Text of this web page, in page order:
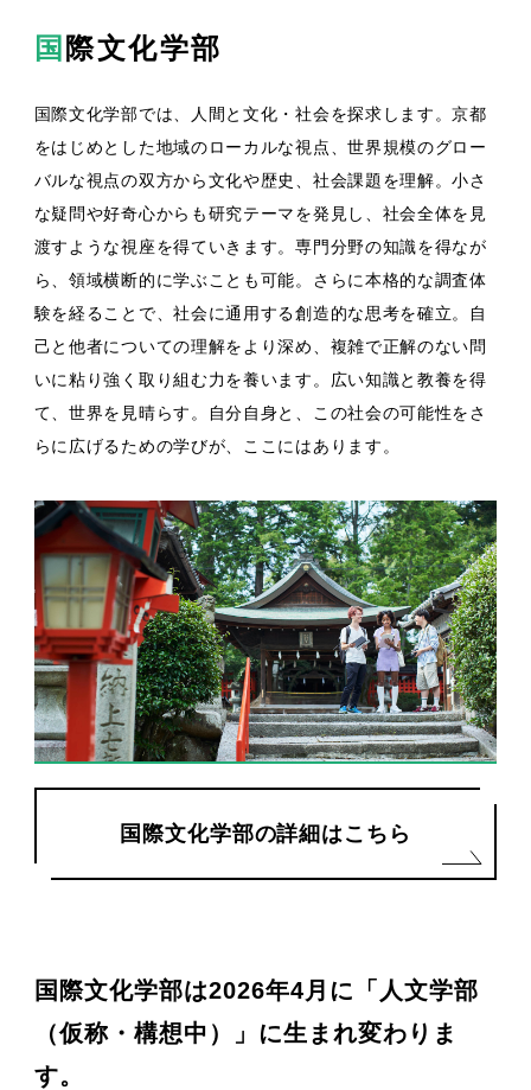
国際文化学部
国際文化学部では、人間と文化・社会を探求します。京都
をはじめとした地域のローカルな視点、世界規模のグロー
バルな視点の双方から文化や歴史、社会課題を理解。小さ
な疑問や好奇心からも研究テーマを発見し、社会全体を見
渡すような視座を得ていきます。専門分野の知識を得なが
ら、領域横断的に学ぶことも可能。さらに本格的な調査体
験を経ることで、社会に通用する創造的な思考を確立。自
己と他者についての理解をより深め、複雑で正解のない問
いに粘り強く取り組む力を養います。広い知識と教養を得
て、世界を見晴らす。自分自身と、この社会の可能性をさ
らに広げるための学びが、ここにはあります。
国際文化学部の詳細はこちら
国際文化学部は2026年4月に「人文学部
（仮称・構想中）」に生まれ変わりま
す。